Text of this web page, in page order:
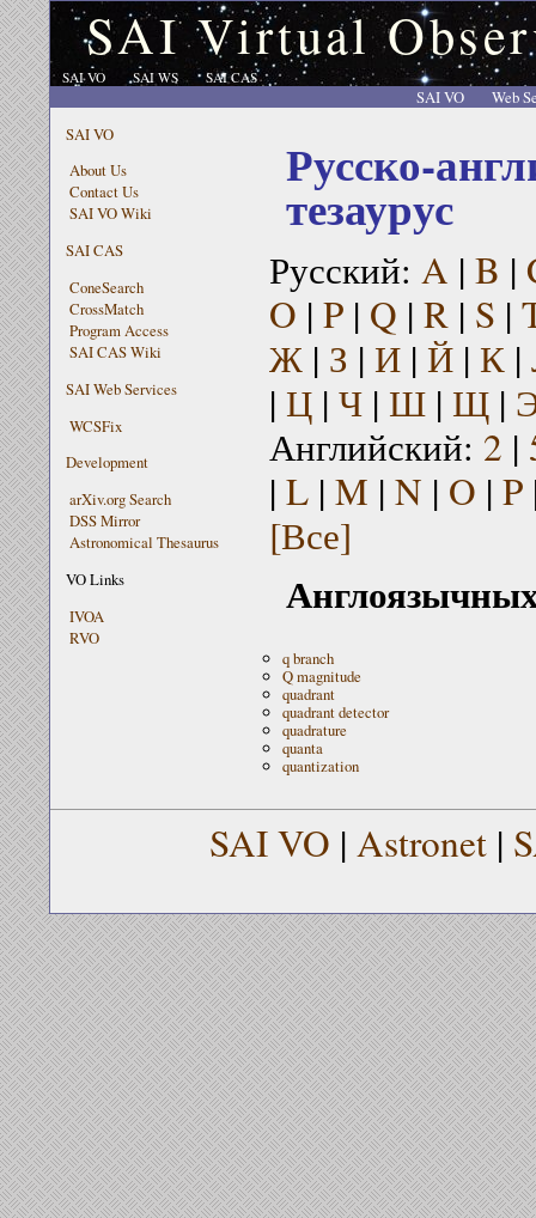
SAI Virtual
SAI VO SAI WS SAI CAS
SAI VO
Web
SAI VO
About Us
Contact Us
SAI VO Wiki
SAI CAS
ConeSearch
CrossMatch
Program Access
SAI CAS Wiki
SAI Web Services
WCSFix
Development
arXiv.org Search
DSS Mirror
Astronomical Thesaurus
VO Links
IVOA
RVO
Русско-
тезаурус
Русский: A | B |
O | P| Q | R| S |
Ж| З | И| Й| К|
| Ц| Ч| Ш| Щ|
Английский: 2 |
| L| M | N | O | P
[Все]
q branch
Q magnitude
quadrant
quadrant detector
quadrature
quanta
quantization
SAI VO | Astronet |